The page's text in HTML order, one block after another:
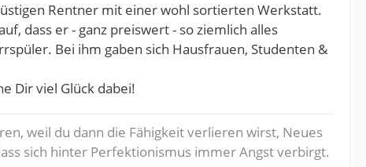
Rentner mit einer wohl sortierten Werkstatt.
dass er - ganz preiswert - so ziemlich alles
Bei ihm gaben sich Hausfrauen, Studenten &
Dir viel Glück dabei!
weil du dann die Fähigkeit verlieren wirst, Neues
sich hinter Perfektionismus immer Angst verbirgt.